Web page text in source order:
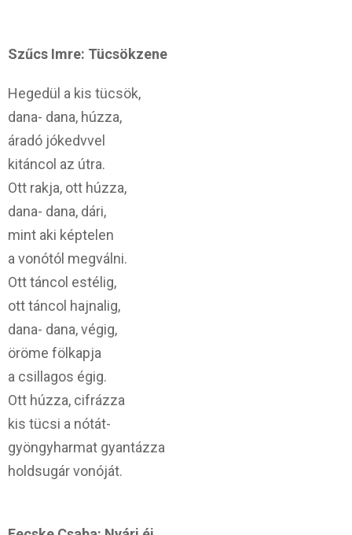
Szűcs Imre: Tücsökzene
Hegedül a kis tücsök,
dana- dana, húzza,
áradó jókedvvel
kitáncol az útra.
Ott rakja, ott húzza,
dana- dana, dári,
mint aki képtelen
a vonótól megválni.
Ott táncol estélig,
ott táncol hajnalig,
dana- dana, végig,
öröme fölkapja
a csillagos égig.
Ott húzza, cifrázza
kis tücsi a nótát-
gyöngyharmat gyantázza
holdsugár vonóját.